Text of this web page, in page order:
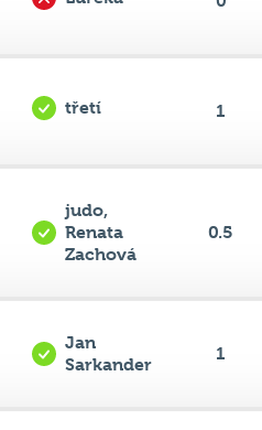
třetí 1
judo,
Renata
Zachová
0.5
Jan
Sarkander
1